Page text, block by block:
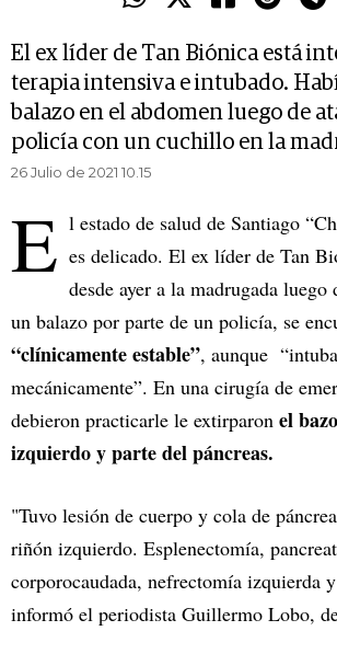
El ex líder de Tan Biónica está
terapia intensiva e intubado.
balazo en el abdomen luego de
policía con un cuchillo en la
26 Julio de 2021 10.15
E l estado de salud de Santiago
es delicado. El ex líder de Tan
desde ayer a la madrugada
un balazo por parte de un policía, se
“clínicamente estable”, aunque
mecánicamente”. En una cirugía de
debieron practicarle le extirparon el
izquierdo y parte del páncreas.
"Tuvo lesión de cuerpo y cola de
riñón izquierdo. Esplenectomía,
corporocaudada, nefrectomía izquierda
informó el periodista Guillermo Lobo,